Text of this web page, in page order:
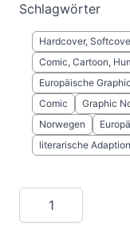
Schlagwörter
Hardcover,
Comic, Cartoon,
Europäische
Comic
Graphic
Norwegen
literarische Adaption
Menge